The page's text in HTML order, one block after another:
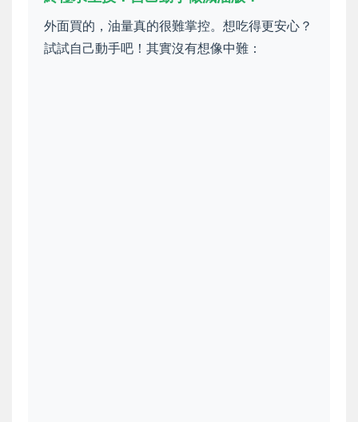
外面買的，油量真的很難掌控。想吃得更安心？
試試自己動手吧！其實沒有想像中難：